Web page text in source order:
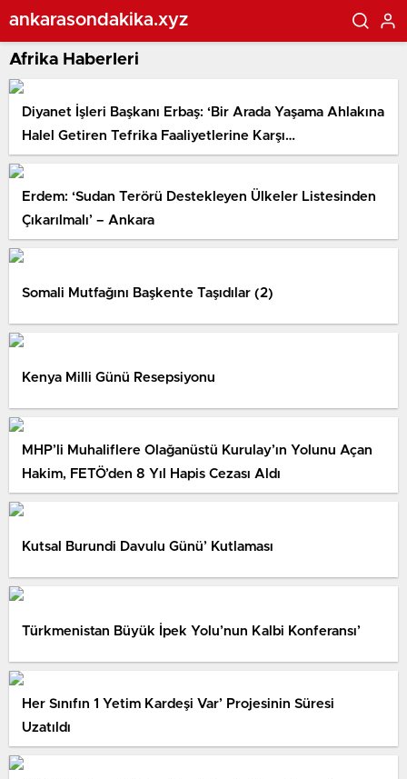
ankarasondakika.xyz
Afrika Haberleri
Diyanet İşleri Başkanı Erbaş: ‘Bir Arada Yaşama Ahlakına
Halel Getiren Tefrika Faaliyetlerine Karşı…
Erdem: ‘Sudan Terörü Destekleyen Ülkeler Listesinden
Çıkarılmalı’ – Ankara
Somali Mutfağını Başkente Taşıdılar (2)
Kenya Milli Günü Resepsiyonu
MHP’li Muhaliflere Olağanüstü Kurulay’ın Yolunu Açan
Hakim, FETÖ’den 8 Yıl Hapis Cezası Aldı
Kutsal Burundi Davulu Günü’ Kutlaması
Türkmenistan Büyük İpek Yolu’nun Kalbi Konferansı’
Her Sınıfın 1 Yetim Kardeşi Var’ Projesinin Süresi
Uzatıldı